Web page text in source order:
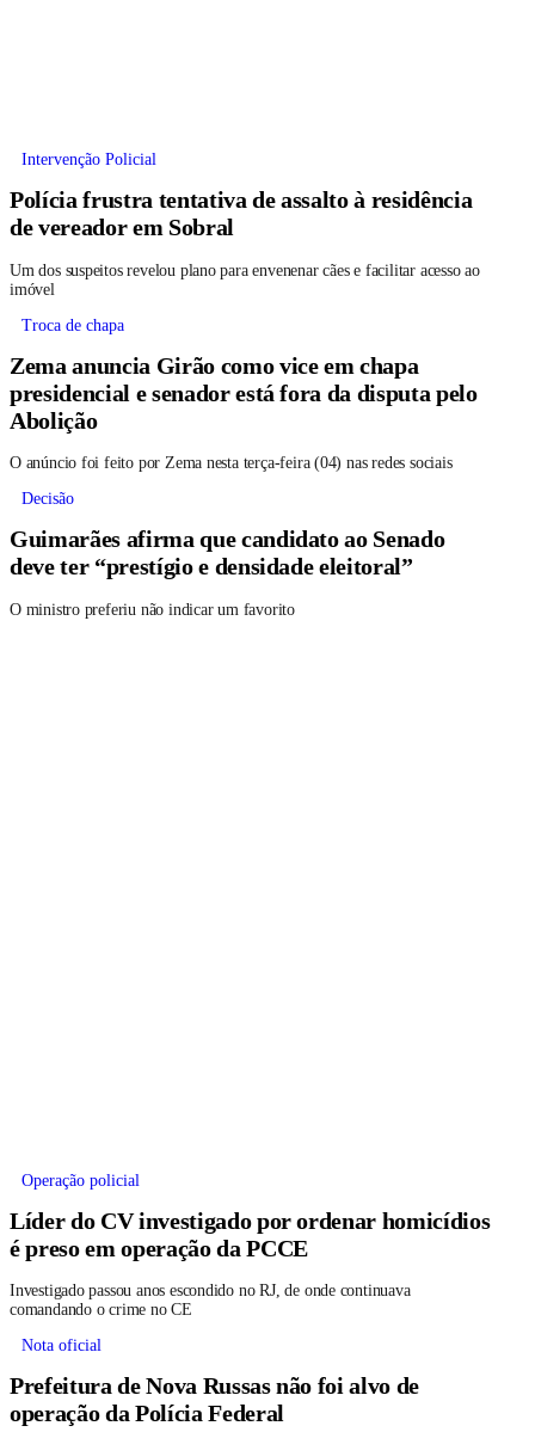
Intervenção Policial
Polícia frustra tentativa de assalto à residência
de vereador em Sobral
Um dos suspeitos revelou plano para envenenar cães e facilitar acesso ao
imóvel
Troca de chapa
Zema anuncia Girão como vice em chapa
presidencial e senador está fora da disputa pelo
Abolição
O anúncio foi feito por Zema nesta terça-feira (04) nas redes sociais
Decisão
Guimarães afirma que candidato ao Senado
deve ter “prestígio e densidade eleitoral”
O ministro preferiu não indicar um favorito
Operação policial
Líder do CV investigado por ordenar homicídios
é preso em operação da PCCE
Investigado passou anos escondido no RJ, de onde continuava
comandando o crime no CE
Nota oficial
Prefeitura de Nova Russas não foi alvo de
operação da Polícia Federal